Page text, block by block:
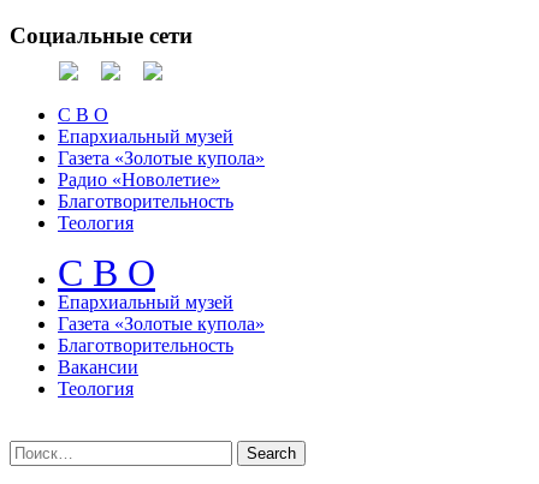
Социальные сети
С В О
Епархиальный музей
Газета «Золотые купола»
Радио «Новолетие»
Благотворительность
Теология
С В О
Епархиальный музeй
Газета «Золотые купола»
Благотворительность
Вакансии
Теология